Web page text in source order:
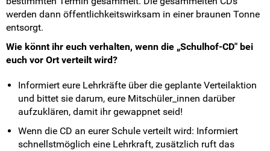
werden dann öffentlichkeitswirksam in einer braunen Tonne
entsorgt.
Wie könnt ihr euch verhalten, wenn die „Schulhof-CD" bei
euch vor Ort verteilt wird?
Informiert eure Lehrkräfte über die geplante Verteilaktion
und bittet sie darum, eure Mitschüler_innen darüber
aufzuklären, damit ihr gewappnet seid!
Wenn die CD an eurer Schule verteilt wird: Informiert
schnellstmöglich eine Lehrkraft, zusätzlich ruft das